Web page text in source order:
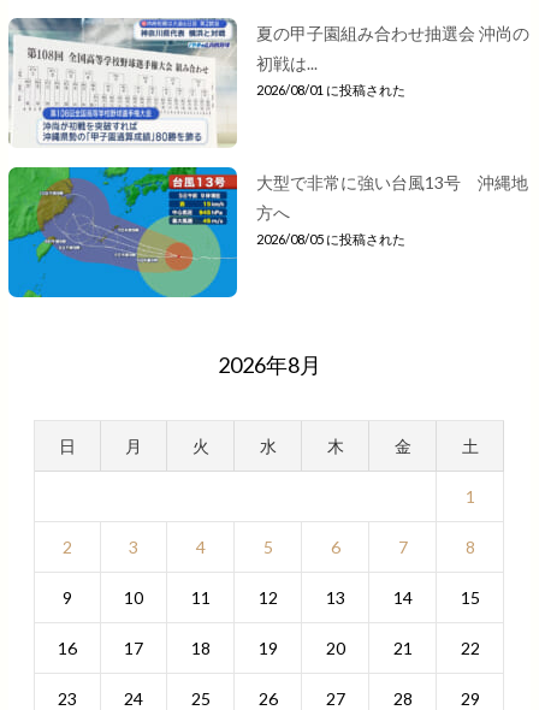
夏の甲子園組み合わせ抽選会 沖尚の
初戦は...
2026/08/01 に投稿された
大型で非常に強い台風13号 沖縄地
方へ
2026/08/05 に投稿された
2026年8月
日 月 火 水 木 金 土
1
2 3 4 5 6 7 8
9 10 11 12 13 14 15
16 17 18 19 20 21 22
23 24 25 26 27 28 29